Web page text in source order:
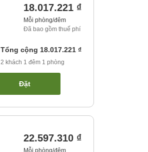
18.017.221 ₫
Mỗi phòng/đêm
Đã bao gồm thuế phí
Tổng cộng 18.017.221 ₫
2 khách 1 đêm 1 phòng
Đặt
22.597.310 ₫